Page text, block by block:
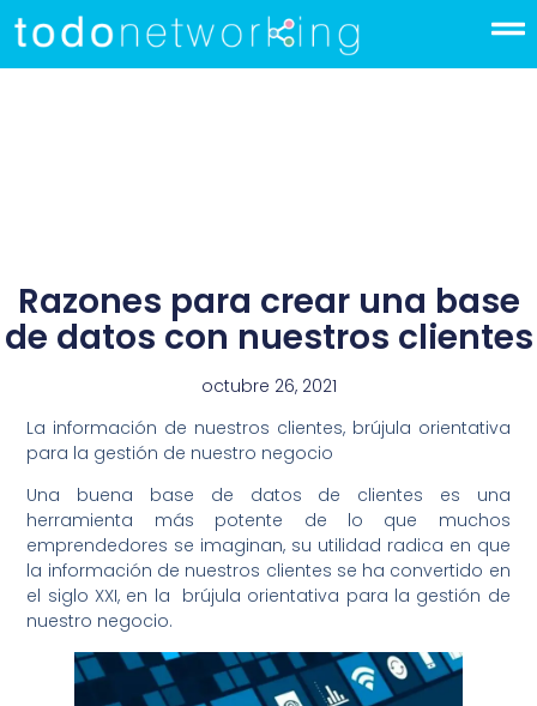
Razones para crear una base
de datos con nuestros clientes
octubre 26, 2021
La información de nuestros clientes, brújula orientativa
para la gestión de nuestro negocio
Una buena base de datos de clientes es una
herramienta más potente de lo que muchos
emprendedores se imaginan, su utilidad radica en que
la información de nuestros clientes se ha convertido en
el siglo XXI, en la brújula orientativa para la gestión de
nuestro negocio.